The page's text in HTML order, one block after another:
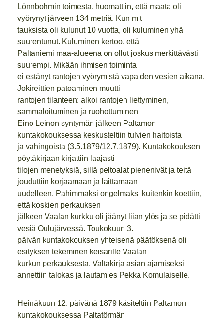
Lönnbohmin toimesta, huomattiin, että maata oli
vyörynyt järveen 134 metriä. Kun mit
tauksista oli kulunut 10 vuotta, oli kuluminen yhä
suurentunut. Kuluminen kertoo, että
Paltaniemi maa-alueena on ollut joskus merkittävästi
suurempi. Mikään ihmisen toiminta
ei estänyt rantojen vyörymistä vapaiden vesien aikana.
Jokireittien patoaminen muutti
rantojen tilanteen: alkoi rantojen liettyminen,
sammaloituminen ja ruohottuminen.
Eino Leinon syntymän jälkeen Paltamon
kuntakokouksessa keskusteltiin tulvien haitoista
ja vahingoista (3.5.1879/12.7.1879). Kuntakokouksen
pöytäkirjaan kirjattiin laajasti
tilojen menetyksiä, sillä peltoalat pienenivät ja teitä
jouduttiin korjaamaan ja laittamaan
uudelleen. Pahimmaksi ongelmaksi kuitenkin koettiin,
että koskien perkauksen
jälkeen Vaalan kurkku oli jäänyt liian ylös ja se pidätti
vesiä Oulujärvessä. Toukokuun 3.
päivän kuntakokouksen yhteisenä päätöksenä oli
esityksen tekeminen keisarille Vaalan
kurkun perkauksesta. Valtakirja asian ajamiseksi
annettiin talokas ja lautamies Pekka Komulaiselle.
Heinäkuun 12. päivänä 1879 käsiteltiin Paltamon
kuntakokouksessa Paltatörmän